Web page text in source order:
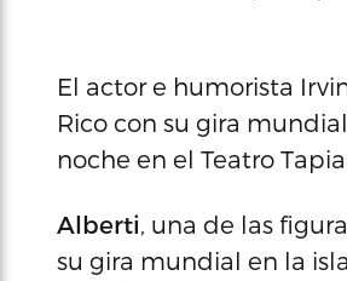
El actor e humorista
Rico con su gira
noche en el Teatro
Alberti, una de las
su gira mundial en la